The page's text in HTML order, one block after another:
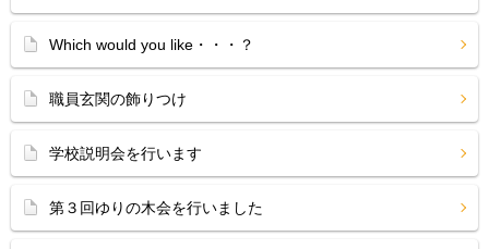
Which would you like・・・？
職員玄関の飾りつけ
学校説明会を行います
第３回ゆりの木会を行いました